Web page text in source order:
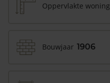
Oppervlakte woning
Bouwjaar 1906